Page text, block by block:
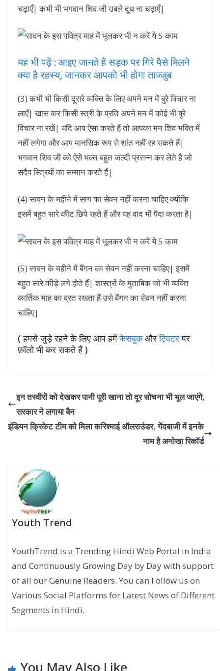
चढ़ाएँ| कभी भी भगवान शिव जी उबले दूध ना चढ़ाएँ|
यह भी पढ़ें : आइए जानते हैं सड़क पर गिरे पैसे मिलने
क्‍या है रहस्य, जानकर आपको भी होगा ताज्‍जुब
(3) कभी भी किसी दूसरे व्यक्ति के लिए अपने मन में बुरे विचार ना
लाएँ| खास कर किसी स्त्री के प्रति अपने मन में कोई भी बुरे
विचार ना रखें| यदि आप ऐसा करते हैं तो आपका मन शिव भक्ति में
नहीं लगेगा और आप मानसिक रूप से शांत नहीं रह सकते हैं|
भगवान शिव जी को ऐसे भक्त बहुत जल्दी प्रसन्न कर लेते हैं जो
सदैव स्त्रियों का सम्मान करते हैं|
(4) सावन के महीने में साग का सेवन नहीं करना चाहिए क्योंकि
इसमें बहुत सारे कीट छिपे रहते हैं और यह वाद भी पैदा करता है|
(5) सावन के महीने में बैंगन का सेवन नहीं करना चाहिए| इसमें
बहुत सारे कीड़े लगे होते हैं| शास्त्रों के मुताबिक जो भी व्यक्ति
कार्तिक माह का व्रत रखता हैं उसे बैंगन का सेवन नहीं करना
चाहिए|
( हमसे जुड़े रहने के लिए आप हमेंफेसबुकऔरट्विटरपर
फ़ॉलो भी कर सकते हैं )
इन तस्वीरों को देखकर पानी पूरी खाना तो दूर सोचना भी भूल जाएंगे,
सरकार ने लगाया बैन
इंडियन क्रिकेट टीम को मिला करिश्‍माई ऑलराउंडर, गेंदबाजी में इनके
नाम है अनोखा रिकॉर्ड
Youth Trend
YouthTrend is a Trending Hindi Web Portal in India
and Continuously Growing Day by Day with support
of all our Genuine Readers. You can Follow us on
Various Social Platforms for Latest News of Different
Segments in Hindi.
You May Also Like